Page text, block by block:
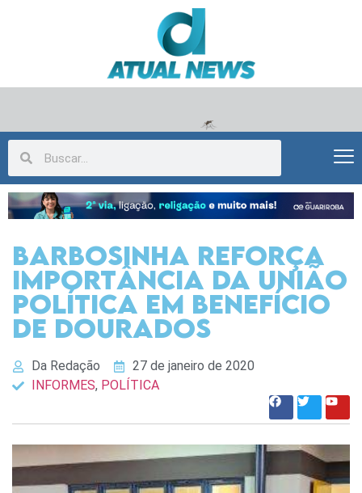
Barbosinha reforça
importância da união
política em benefício
de Dourados
Da Redação
27 de janeiro de 2020
INFORMES, POLÍTICA